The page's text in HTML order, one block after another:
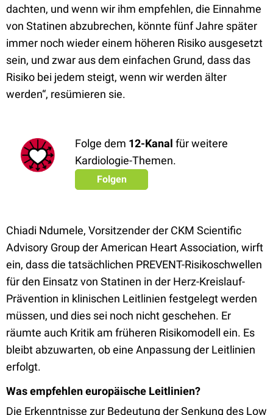
dachten, und wenn wir ihm empfehlen, die Einnahme
von Statinen abzubrechen, könnte fünf Jahre später
immer noch wieder einem höheren Risiko ausgesetzt
sein, und zwar aus dem einfachen Grund, dass das
Risiko bei jedem steigt, wenn wir werden älter
werden“, resümieren sie.
Folge dem 12-Kanal für weitere
Kardiologie-Themen.
Folgen
Chiadi Ndumele, Vorsitzender der CKM Scientific
Advisory Group der American Heart Association, wirft
ein, dass die tatsächlichen PREVENT-Risikoschwellen
für den Einsatz von Statinen in der Herz-Kreislauf-
Prävention in klinischen Leitlinien festgelegt werden
müssen, und dies sei noch nicht geschehen. Er
räumte auch Kritik am früheren Risikomodell ein. Es
bleibt abzuwarten, ob eine Anpassung der Leitlinien
erfolgt.
Was empfehlen europäische Leitlinien?
Die Erkenntnisse zur Bedeutung der Senkung des Low